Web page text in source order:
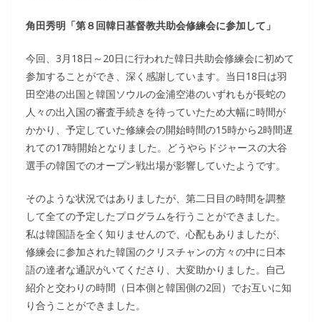
角田秀明「第８回韓日基督教共助会修練会に参加して」
今回、3月18日～20日に行われた韓日共助会修練会に初めて
参加することができ、深く感謝しています。当日18日は羽
田空港の出国と韓国ソウルの金浦空港のいずれもが長蛇の
人々の出入国の審査手続きを待っていたため大幅に時間が
かかり、予定していた修練会の開始時間の15時から2時間遅
れての17時開始となりました。どうやらドジャースの大谷
選手の韓国でのオープン戦出場が影響していたようです。
そのような状況ではありましたが、第二日目の時間を調整
して全ての予定したプログラムを行うことができました。
私は韓国語を全く知りませんので、心配もありましたが、
修練会に参加された韓国のクリスチャンの方々の中に日本
語の達者な通訳がいてくださり、大変助かりました。自己
紹介と交わりの時間（日本側と韓国側の2回）でお互いに知
り合うことができました。